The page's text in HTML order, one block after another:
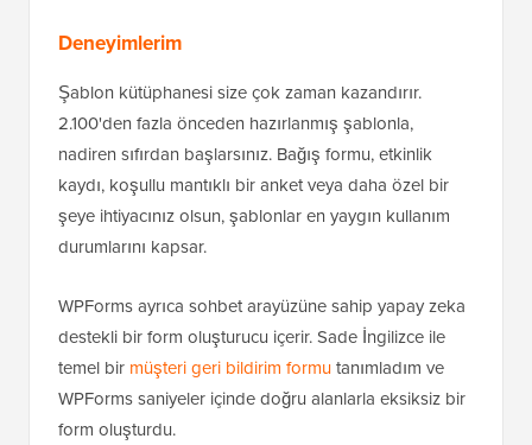
Deneyimlerim
Şablon kütüphanesi size çok zaman kazandırır.
2.100'den fazla önceden hazırlanmış şablonla,
nadiren sıfırdan başlarsınız. Bağış formu, etkinlik
kaydı, koşullu mantıklı bir anket veya daha özel bir
şeye ihtiyacınız olsun, şablonlar en yaygın kullanım
durumlarını kapsar.
WPForms ayrıca sohbet arayüzüne sahip yapay zeka
destekli bir form oluşturucu içerir. Sade İngilizce ile
temel bir müşteri geri bildirim formutanımladım ve
WPForms saniyeler içinde doğru alanlarla eksiksiz bir
form oluşturdu.